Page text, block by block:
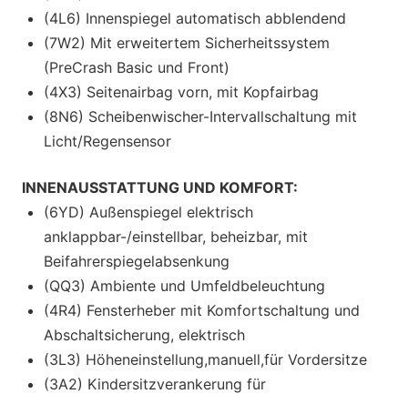
(4L6) Innenspiegel automatisch abblendend
(7W2) Mit erweitertem Sicherheitssystem
(PreCrash Basic und Front)
(4X3) Seitenairbag vorn, mit Kopfairbag
(8N6) Scheibenwischer-Intervallschaltung mit
Licht/Regensensor
INNENAUSSTATTUNG UND KOMFORT:
(6YD) Außenspiegel elektrisch
anklappbar-/einstellbar, beheizbar, mit
Beifahrerspiegelabsenkung
(QQ3) Ambiente und Umfeldbeleuchtung
(4R4) Fensterheber mit Komfortschaltung und
Abschaltsicherung, elektrisch
(3L3) Höheneinstellung,manuell,für Vordersitze
(3A2) Kindersitzverankerung für